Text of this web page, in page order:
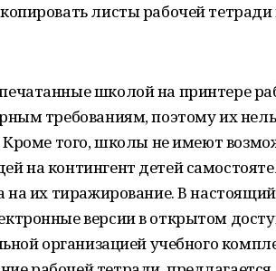
листы рабочей тетради
школой на принтере
требованиям, поэтому их
Кроме того, школы не имеют
на контингент детей
на их тиражирование. В
версии в открытом
организацией учебного